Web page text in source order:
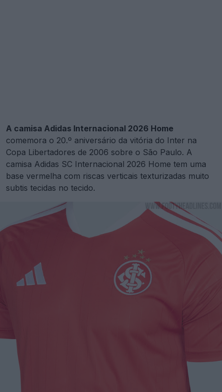
A camisa Adidas Internacional 2026 Home
comemora o 20.º aniversário da vitória do Inter na
Copa Libertadores de 2006 sobre o São Paulo. A
camisa Adidas SC Internacional 2026 Home tem uma
base vermelha com riscas verticais texturizadas muito
subtis tecidas no tecido.